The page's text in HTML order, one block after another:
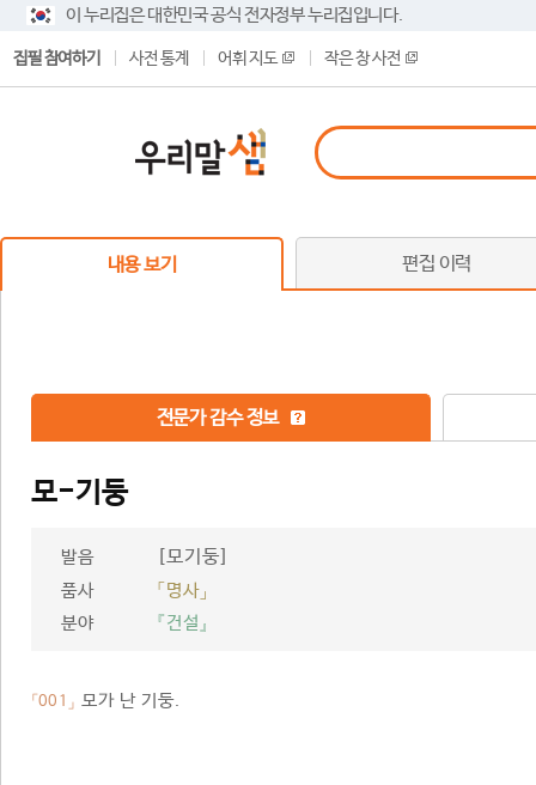
이 누리집은 대한민국 공식 전자정부 누리집입니다.
집필 참여하기 사전 통계 어휘 지도 작은 창 사전
내용 보기 편집 이력
전문가 감수 정보
모-기둥
발음 [모기둥]
품사
「명사」
분야
『건설』
「001」 모가 난 기둥.